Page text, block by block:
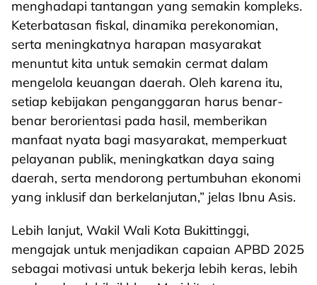
menghadapi tantangan yang semakin kompleks.
Keterbatasan fiskal, dinamika perekonomian,
serta meningkatnya harapan masyarakat
menuntut kita untuk semakin cermat dalam
mengelola keuangan daerah. Oleh karena itu,
setiap kebijakan penganggaran harus benar-
benar berorientasi pada hasil, memberikan
manfaat nyata bagi masyarakat, memperkuat
pelayanan publik, meningkatkan daya saing
daerah, serta mendorong pertumbuhan ekonomi
yang inklusif dan berkelanjutan,” jelas Ibnu Asis.
Lebih lanjut, Wakil Wali Kota Bukittinggi,
mengajak untuk menjadikan capaian APBD 2025
sebagai motivasi untuk bekerja lebih keras, lebih